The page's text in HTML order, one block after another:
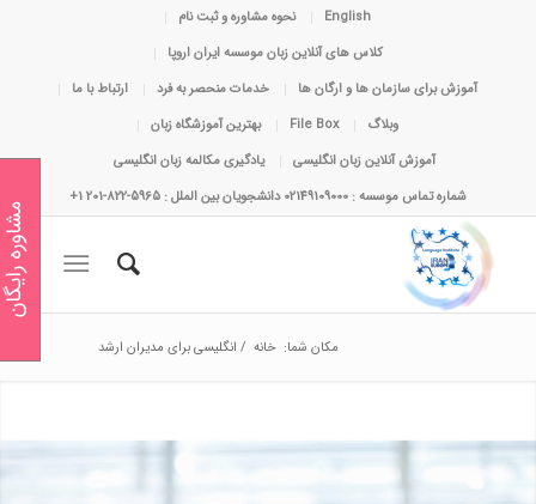
English
نحوه مشاوره و ثبت نام
کلاس های آنلاین زبان موسسه ایران اروپا
آموزش برای سازمان ها و ارگان ها
خدمات منحصر به فرد
ارتباط با ما
وبلاگ
File Box
بهترین آموزشگاه زبان
آموزش آنلاین زبان انگلیسی
یادگیری مکالمه زبان انگلیسی
شماره تماس موسسه : 02149109000 دانشجویان بین الملل : 5965-822-201 1+
مکان شما: خانه / انگلیسی برای مدیران ارشد